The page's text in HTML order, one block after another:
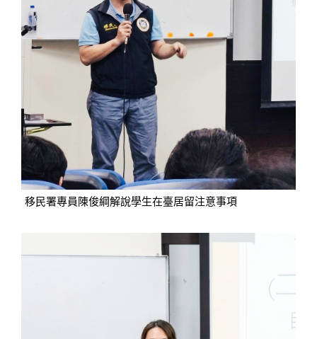
移民署專員陳俊綱解說學生在臺居留注意事項